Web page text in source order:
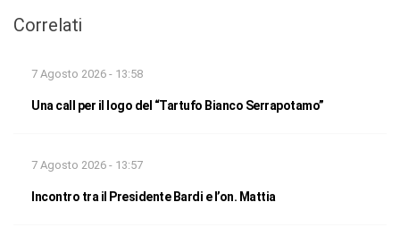
Correlati
7 Agosto 2026 - 13:58
Una call per il logo del “Tartufo Bianco Serrapotamo”
7 Agosto 2026 - 13:57
Incontro tra il Presidente Bardi e l’on. Mattia